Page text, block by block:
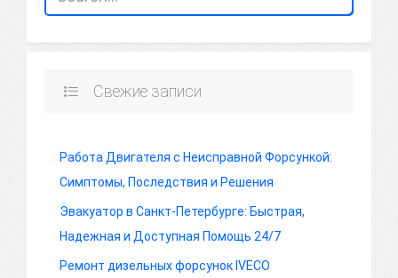
Свежие записи
Работа Двигателя с Неисправной Форсункой:
Симптомы, Последствия и Решения
Эвакуатор в Санкт-Петербурге: Быстрая,
Надежная и Доступная Помощь 24/7
Ремонт дизельных форсунок IVECO